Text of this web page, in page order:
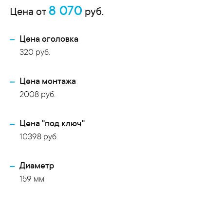
Цена от 8 070 руб.
Цена оголовка
320 руб.
Цена монтажа
2008 руб.
Цена "под ключ"
10398 руб.
Диаметр
159 мм